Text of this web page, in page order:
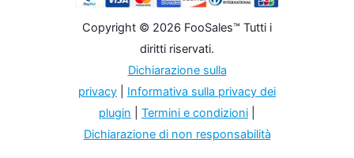
Copyright © 2026 FooSales™ Tutti i
diritti riservati.
Dichiarazione sulla
privacy
Informativa sulla privacy dei
plugin
Termini e condizioni
Dichiarazione di non responsabilità